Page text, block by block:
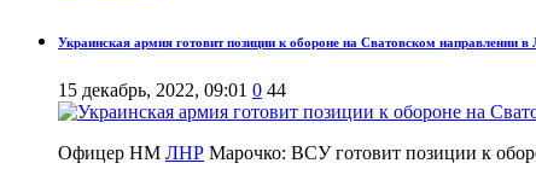
Украинская армия готовит позиции к обороне на Сватовском направлении
15 декабрь, 2022, 09:01 0 44
Офицер НМ ЛНР Марочко: ВСУ готовит позиции к